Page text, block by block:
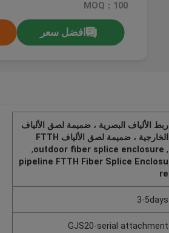
MOQ：100
افضل سعر
ربط الألياف البصرية ، ضميمة لصق الألياف
الخارجية ، ضميمة لصق الألياف FTTH
,
outdoor fiber splice enclosure
,
pipeline FTTH Fiber Splice Enclosu
re
3-5days
GJS20-serial attachment